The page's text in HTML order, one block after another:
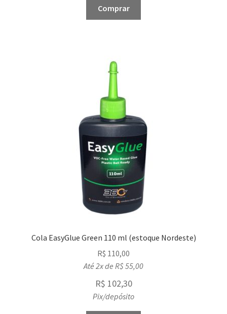
Comprar
Cola EasyGlue Green 110 ml (estoque Nordeste)
R$ 110,00
Até 2x de R$55,00
R$ 102,30
Pix/depósito